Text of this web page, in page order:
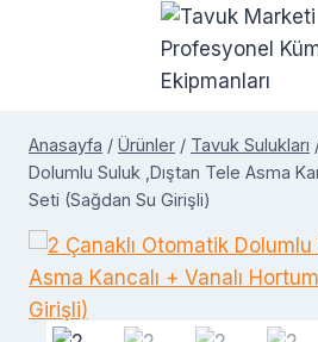
Anasayfa / Ürünler / Tavuk Sulukları
Dolumlu Suluk ,Dıştan Tele Asma
Seti (Sağdan Su Girişli)